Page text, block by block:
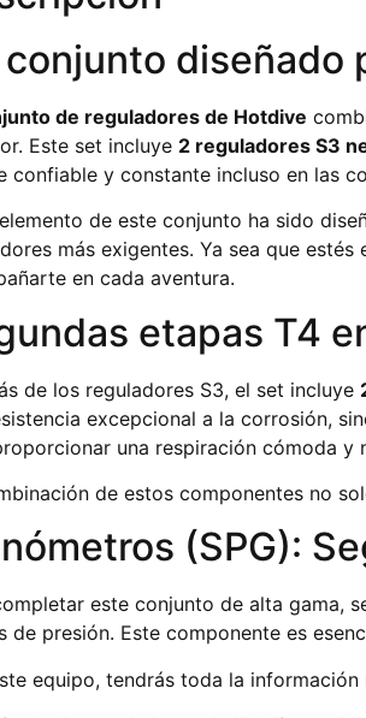
conjunto diseñado
de reguladores de Hotdive
Este set incluye 2 reguladores S3
confiable y constante incluso en las
de este conjunto ha sido
más exigentes. Ya sea que
en cada aventura.
etapas T4
de los reguladores S3, el set incluye
excepcional a la corrosión,
una respiración cómoda y
de estos componentes no
(SPG):
este conjunto de alta gama,
de presión. Este componente es
equipo, tendrás toda la